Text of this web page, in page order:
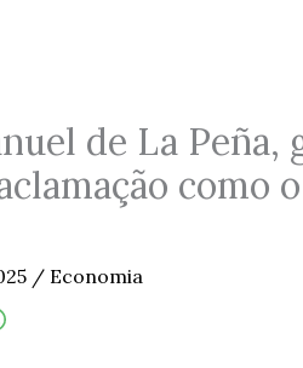
de La Peña,
como
/ Economia